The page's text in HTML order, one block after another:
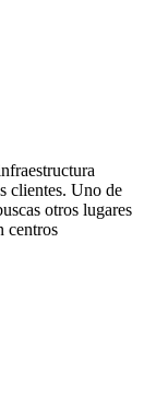
clientes. Uno de
otros lugares
centros